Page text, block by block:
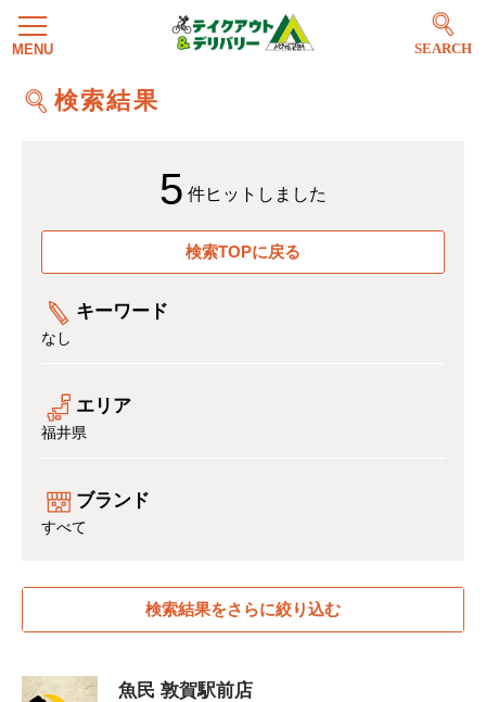
SEARCH
検索結果
5 件ヒットしました
検索TOPに戻る
キーワード
なし
エリア
福井県
ブランド
すべて
検索結果をさらに絞り込む
魚民 敦賀駅前店